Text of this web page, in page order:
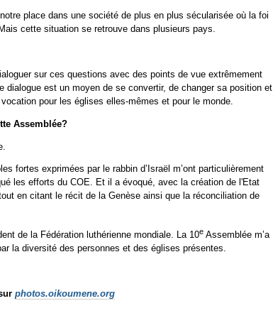
place dans une société de plus en plus sécularisée où la foi
cette situation se retrouve dans plusieurs pays.
sur ces questions avec des points de vue extrêmement
est un moyen de se convertir, de changer sa position et
pour les églises elles-mêmes et pour le monde.
Assemblée?
fortes exprimées par le rabbin d’Israël m’ont particulièrement
les efforts du COE. Et il a évoqué, avec la création de l'Etat
en citant le récit de la Genèse ainsi que la réconciliation de
de la Fédération luthérienne mondiale. La 10e Assemblée m’a
la diversité des personnes et des églises présentes.
photos.oikoumene.org